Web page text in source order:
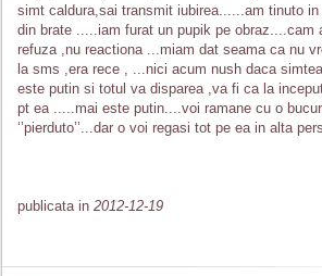
simt caldura,sai transmit iubirea......am tinuto
din brate .....iam furat un pupik pe
refuza ,nu reactiona ...miam dat seama ca nu
la sms ,era rece , ...nici acum nush daca
este putin si totul va disparea ,va fi ca la
pt ea .....mai este putin....voi ramane cu o
‘’pierduto’’...dar o voi regasi tot pe ea in alta
publicata in 2012-12-19